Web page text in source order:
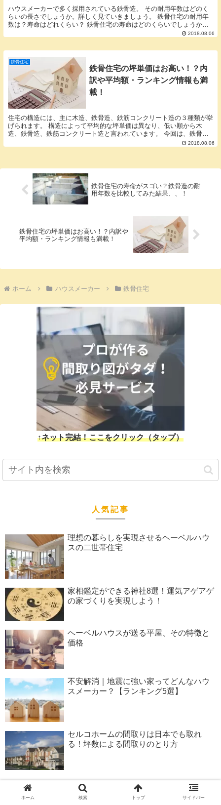
ハウスメーカーで多く採用されている鉄骨造。 その耐用年数はどのく
らいの長さでしょうか。詳しく見ていきましょう。 鉄骨住宅の耐用年
数は？寿命はどれくらい？ 鉄骨住宅の寿命はどのくらいでしょうか。
2018.08.06
鉄骨住宅
鉄骨住宅の坪単価はお高い！？内
訳や平均額・ランキング情報も満
載！
住宅の構造には、主に木造、鉄骨造、鉄筋コンクリート造の３種類が挙
げられます。 構造によって平均的な坪単価は異なり、低い順から木
造、鉄骨造、鉄筋コンクリート造と言われています。 今回は、鉄骨住
2018.08.06
鉄骨住宅の寿命がスゴい？鉄骨造の耐
用年数を比較してみた結果、、！
鉄骨住宅の坪単価はお高い！？内訳や
平均額・ランキング情報も満載！
ホーム ハウスメーカー 鉄骨住宅
↑ネット完結！ここをクリック（タップ）
人気記事
理想の暮らしを実現させるヘーベルハウ
スの二世帯住宅
家相鑑定ができる神社8選！運気アゲアゲ
の家づくりを実現しよう！
ヘーベルハウスが送る平屋、その特徴と
価格
不安解消｜地震に強い家ってどんなハウ
スメーカー？【ランキング5選】
セルコホームの間取りは日本でも取れ
る！坪数による間取りのとり方
ホーム 検索 トップ サイドバー